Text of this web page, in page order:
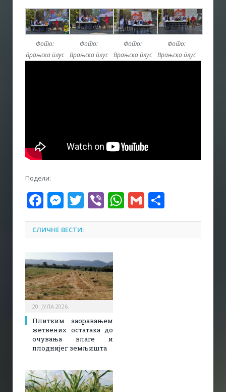
Фото:
Врањска плус
Фото:
Врањска плус
Фото:
Врањска плус
Фото:
Врањска плус
Подели:
Facebook
Messenger
Twitter
ViberWhatsApp
Gmail
СЛИЧНЕ ВЕСТИ:
20. ЈУЛА 2026.
Плитким заоравањем
жетвених остатака до
очувања влаге и
плоднијег земљишта